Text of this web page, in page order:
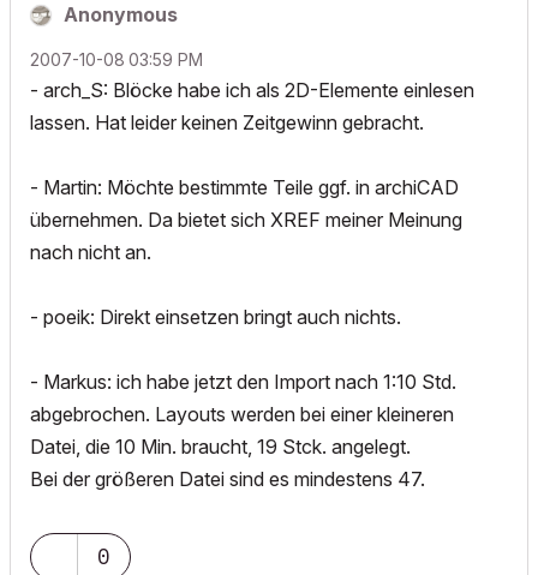
Anonymous
‎2007-10-08 03:59 PM
- arch_S: Blöcke habe ich als 2D-Elemente einlesen
lassen. Hat leider keinen Zeitgewinn gebracht.
- Martin: Möchte bestimmte Teile ggf. in archiCAD
übernehmen. Da bietet sich XREF meiner Meinung
nach nicht an.
- poeik: Direkt einsetzen bringt auch nichts.
- Markus: ich habe jetzt den Import nach 1:10 Std.
abgebrochen. Layouts werden bei einer kleineren
Datei, die 10 Min. braucht, 19 Stck. angelegt.
Bei der größeren Datei sind es mindestens 47.
0